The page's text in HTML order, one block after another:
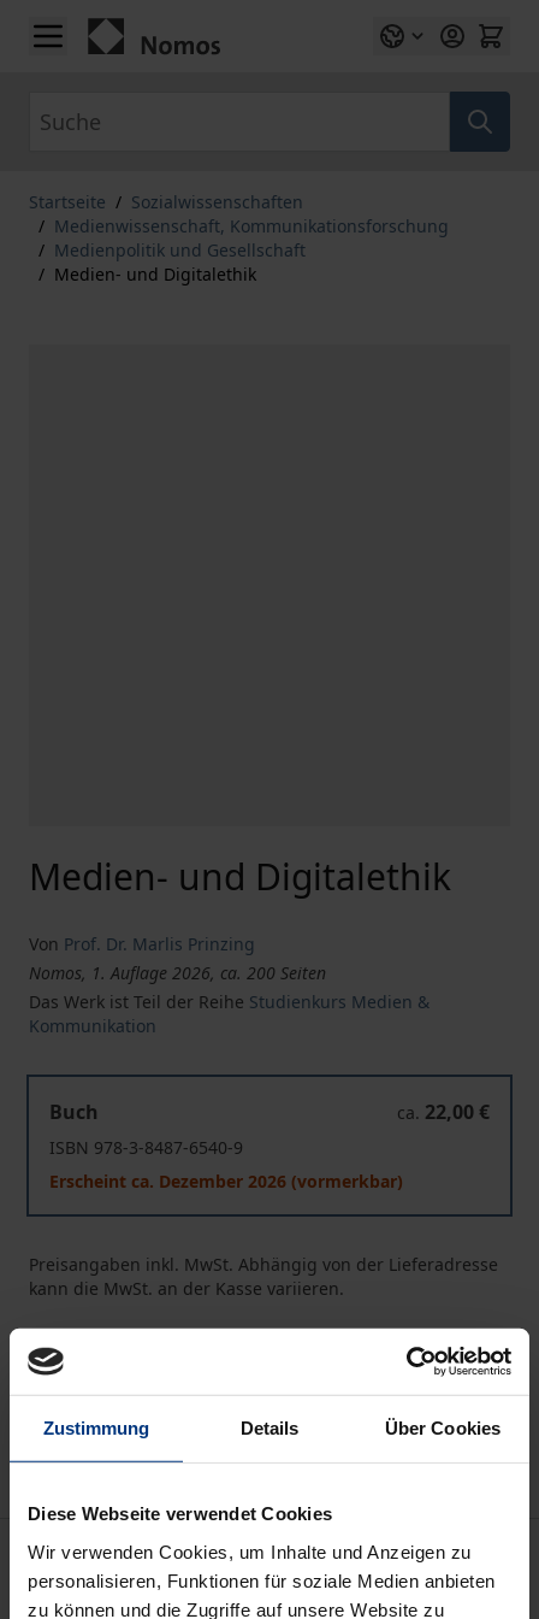
Zustimmung Details Über Cookies
Diese Webseite verwendet Cookies
Wir verwenden Cookies, um Inhalte und Anzeigen zu
personalisieren, Funktionen für soziale Medien anbieten
zu können und die Zugriffe auf unsere Website zu
Zum Inhalt springen
Startseite / Sozialwissenschaften
/ Medienwissenschaft, Kommunikationsforschung
/ Medienpolitik und Gesellschaft
/ Medien- und Digitalethik
Medien- und Digitalethik
Von Prof. Dr. Marlis Prinzing
Nomos, 1. Auflage 2026, ca. 200 Seiten
Das Werk ist Teil der Reihe Studienkurs Medien &
Kommunikation
Buch
ca. 22,00 €
ISBN 978-3-8487-6540-9
Erscheint ca. Dezember 2026 (vormerkbar)
Preisangaben inkl. MwSt. Abhängig von der Lieferadresse
kann die MwSt. an der Kasse variieren.
Zur Wunschliste hinzufügen
Hinweise zu Versandkosten
Beschreibung